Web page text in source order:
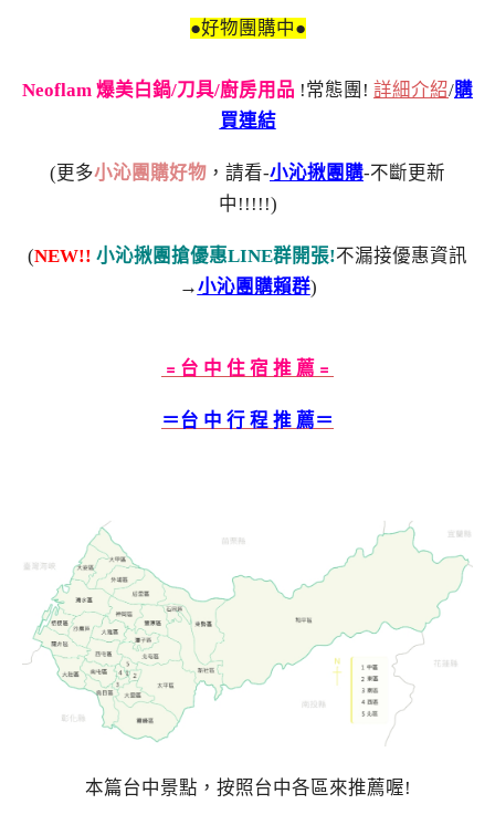
●好物團購中●
Neoflam 爆美白鍋/刀具/廚房用品 !常態團! 詳細介紹/購
買連結
(更多小沁團購好物 ，請看-小沁揪團購-不斷更新
中!!!!!)
(NEW!! 小沁揪團搶優惠LINE群開張!不漏接優惠資訊
→小沁團購賴群)
﹦台 中 住 宿 推 薦﹦
＝台 中 行 程 推 薦＝
本篇台中景點，按照台中各區來推薦喔!